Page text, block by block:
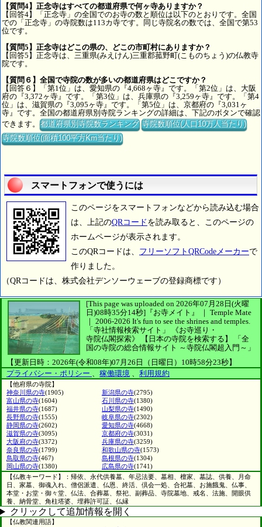
【質問4】正念寺はすべての都道府県で何ヶ寺ありますか？
【回答4】「正念寺」の全国でのお寺の数と順位は以下のとおりです。全国
での「正念寺」の寺院数は113カ寺です。同じ寺院名の数では、全国で第53
位です。
【質問5】正念寺はどこの県の、どこの市町村にありますか？
【回答5】正念寺は、三重県(みえけん)三重郡菰野町(こものちょう)の仏教寺
院です。
【質問６】全国で寺院の数が多いの都道府県はどこですか？
【回答６】「第1位」は、愛知県の『4,668ヶ寺』です。「第2位」は、大阪
府の『3,372ヶ寺』です。「第3位」は、兵庫県の『3,259ヶ寺』です。「第4
位」は、滋賀県の『3,095ヶ寺』です。「第5位」は、京都府の『3,031ヶ
寺』です。全国の都道府県別寺院ランキングの詳細は、下記のボタンで確認
できます。都道府県別寺院数ランキング 寺院数順位(人口10万人当たり)
寺院数順位(面積100平方Km当たり)
スマートフォンで使うには
このページをスマートフォンなどから読み込む場合
は、上記のQRコード を読み取ると、このページの
ホームページが表示されます。
このQRコードは、 フリーソフトQRCodeメーカーで
作りました。
（QRコードは、株式会社デンソーウェーブの登録商標です）
[This page was uploaded on 2026年07月28日(火曜
日)08時35分14秒] 『お寺メイト』 ｜ Temple Mate
｜ 2006-2026 It's fun to see the shrines and temples.
「寺社情報検索サイト」
《お寺巡り・
寺院仏閣探索》
【日本の寺院を検索する】
「全
国の寺院の総合情報サイト ～寺院仏閣超入門～」
【更新日時：2026年(令和08年)07月26日（日曜日）10時58分23秒】
プライバシー・ポリシー 、 稼働環境 、 利用規約
【他府県の寺院】
神奈川県の寺(1905) 新潟県の寺(2795)
富山県の寺(1604) 石川県の寺(1380)
福井県の寺(1687) 山梨県の寺(1490)
長野県の寺(1555) 岐阜県の寺(2302)
静岡県の寺(2602) 愛知県の寺(4668)
滋賀県の寺(3095) 京都府の寺(3031)
大阪府の寺(3372) 兵庫県の寺(3259)
奈良県の寺(1799) 和歌山県の寺(1573)
鳥取県の寺(467) 島根県の寺(1304)
岡山県の寺(1380) 広島県の寺(1741)
【仏教キーワード】：帰依、永代供養墓、年忌法要、墓相、檀家、墓誌、供養、月命
日、家墓、御魂入れ、僧侶派遣、仏恩、終活、倶会一処、合祀墓、お施餓鬼、仏事、
本堂・お堂・御々堂、仏法、合葬墓、祭祀、副葬品、寺院墓地、戒名、法施、開眼供
養、納骨堂、角柱塔婆、埋葬許可証、仏縁
クリックして追加情報を開く
【仏教関連用語】